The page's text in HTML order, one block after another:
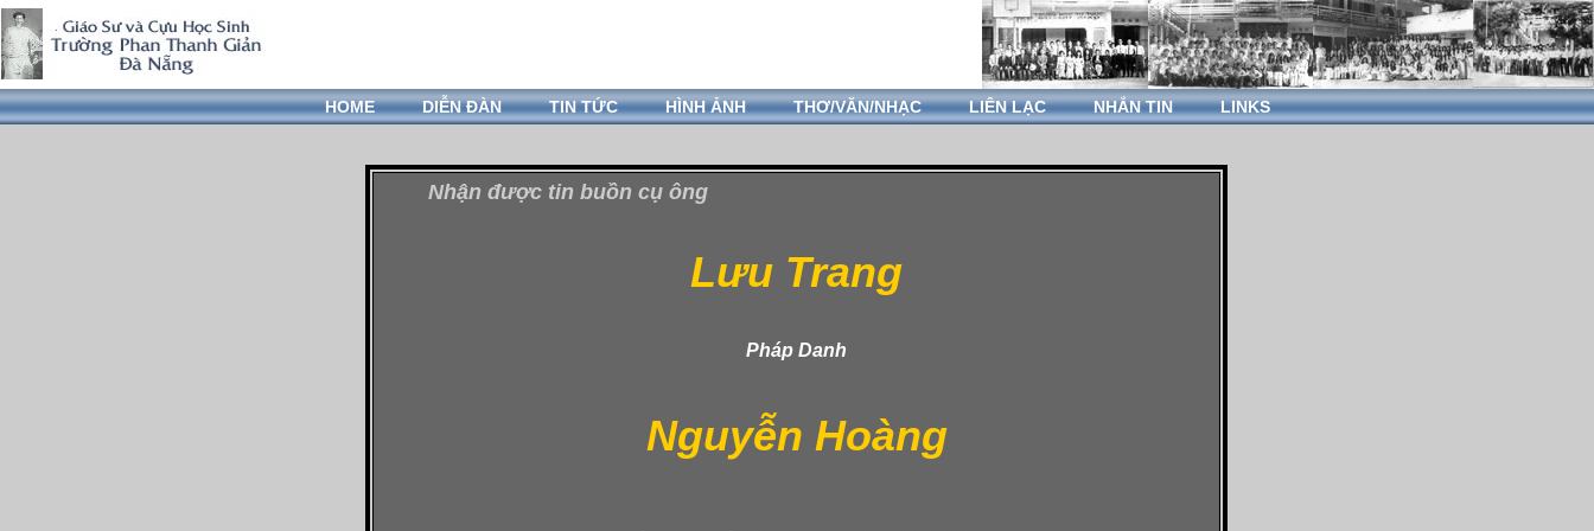
HOME DIỄN ĐÀN TIN TỨC HÌNH ẢNH THƠ/VĂN/NHẠC LIÊN LẠC NHẮN TIN LINKS
Nhận được tin buồn cụ ông
Lưu Trang
Pháp Danh
Nguyễn Hoàng